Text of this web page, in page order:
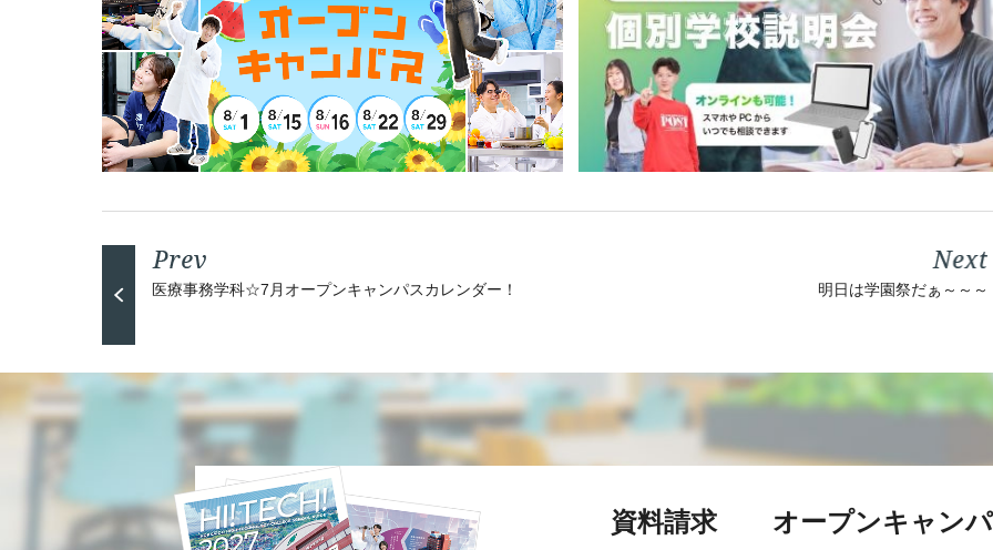
医療事務学科☆7月オープンキャンパスカレンダー！ 明日は学園祭だぁ～～～
資料請求 オープンキャン